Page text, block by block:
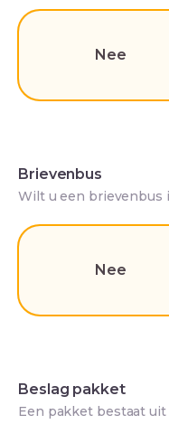
Nee
Brievenbus
Wilt u een brievenbus
Nee
Beslag pakket
Een pakket bestaat